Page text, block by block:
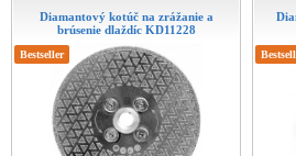
Diamantový kotúč na zrážanie a
brúsenie dlaždíc KD11228
Bestseller